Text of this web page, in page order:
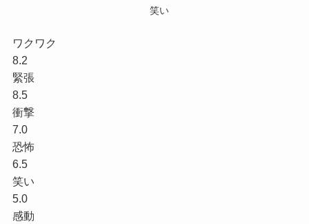
ワクワク
8.2
緊張
8.5
衝撃
7.0
恐怖
6.5
笑い
5.0
感動